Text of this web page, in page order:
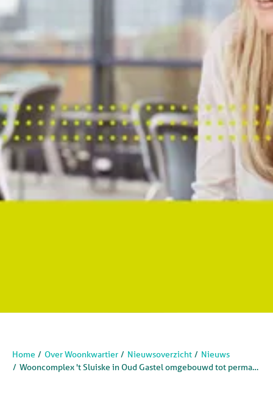
Home Over Woonkwartier Nieuwsoverzicht
Nieuws
Wooncomplex 't Sluiske in Oud Gastel omgebouwd tot permanente doorstroomlocatie